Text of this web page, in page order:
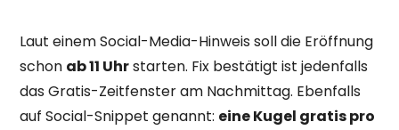
Laut einem Social-Media-Hinweis soll die Eröffnung
schon ab 11 Uhrstarten. Fix bestätigt ist jedenfalls
das Gratis-Zeitfenster am Nachmittag. Ebenfalls
auf Social-Snippet genannt: eine Kugel gratis pro